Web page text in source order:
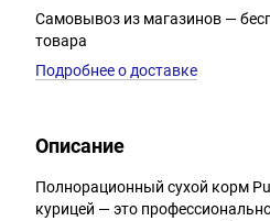
Самовывоз из магазинов —
товара
Подробнее о доставке
Описание
Полнорационный сухой корм
курицей — это